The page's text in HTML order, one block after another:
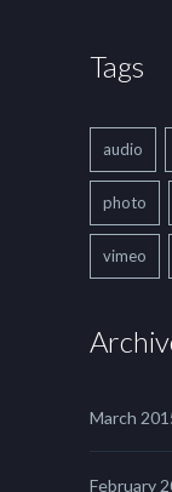
Tags
audio
photo
vimeo
March
February